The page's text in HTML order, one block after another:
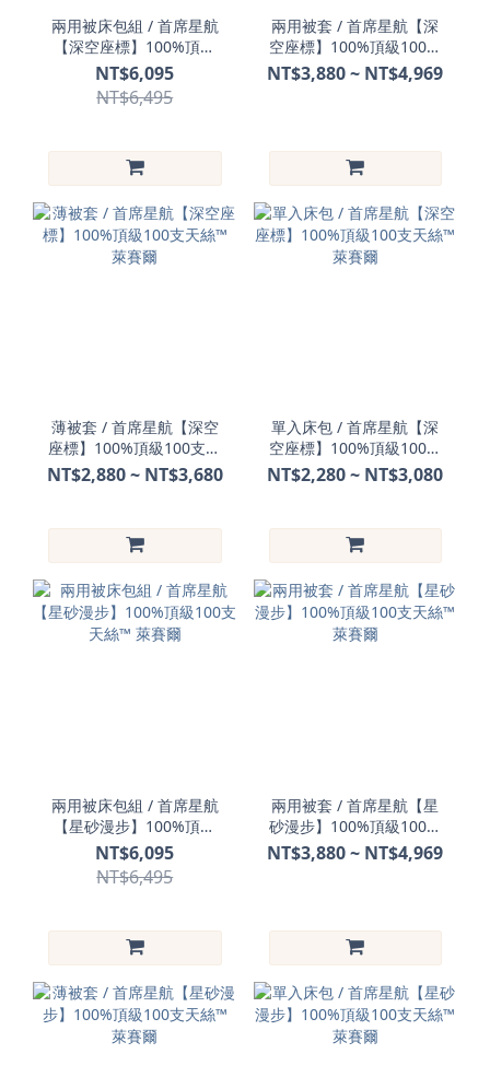
兩用被床包組 / 首席星航
【深空座標】100%頂級
100支天絲™ 萊賽爾
NT$6,095
NT$6,495
兩用被套 / 首席星航【深
空座標】100%頂級100支
天絲™ 萊賽爾
NT$3,880 ~ NT$4,969
薄被套 / 首席星航【深空
座標】100%頂級100支天
絲™ 萊賽爾
NT$2,880 ~ NT$3,680
單入床包 / 首席星航【深
空座標】100%頂級100支
天絲™ 萊賽爾
NT$2,280 ~ NT$3,080
兩用被床包組 / 首席星航
【星砂漫步】100%頂級
100支天絲™ 萊賽爾
NT$6,095
NT$6,495
兩用被套 / 首席星航【星
砂漫步】100%頂級100支
天絲™ 萊賽爾
NT$3,880 ~ NT$4,969